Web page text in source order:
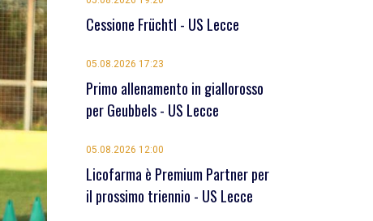
Cessione Früchtl - US Lecce
05.08.2026 17:23
Primo allenamento in giallorosso
per Geubbels - US Lecce
05.08.2026 12:00
Licofarma è Premium Partner per
il prossimo triennio - US Lecce